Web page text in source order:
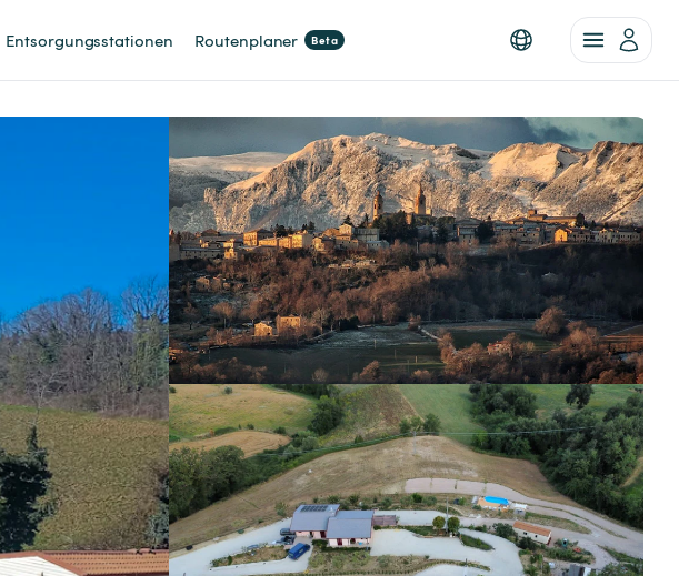
Entsorgungsstationen Routenplaner Beta